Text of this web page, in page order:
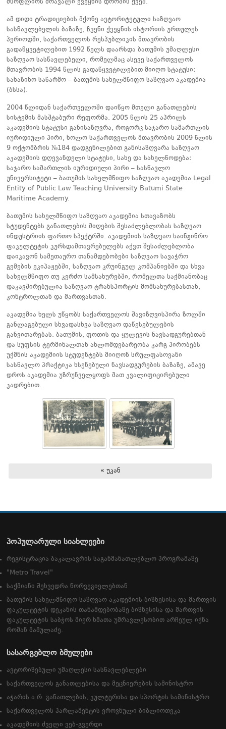
მსოფლიოს მრავალი ქვეყნის დროშის ქვეშ.
ამ დიდი ტრადიციების მქონე ავტორიტეტული საზღვაო
სასწავლებელის ბაზაზე, ჩვენი ქვეყნის ისტორიის ურთულეს
პერიოდში, საქართველოს რესპუბლიკის მთავრობის
გადაწყვეტილებით 1992 წელს დაარსდა ბათუმის უმაღლესი
საზღვაო სასწავლებელი, რომელმაც ასევე საქართველოს
მთავრობის 1994 წლის გადაწყვეტილებით მიიღო სტატუსი:
სახაზინო საწარმო – ბათუმის სახელმწიფო საზღვაო აკადემია
(ბსსა).
2004 წლიდან საქართველოში დაიწყო მთელი განათლების
სისტემის მასშტაბური რეფორმა. 2005 წლის 25 აპრილს
აკადემიის სტატუსი განისაზღვრა, როგორც საჯარო სამართლის
იურიდიული პირი, ხოლო საქართველოს მთავრობის 2009 წლის
9 ოქტომბრის №184 დადგენილებით განისაზღვარა საზღვაო
აკადემიის დღევანდელი სტატუსი, სახე და სახელწოდება:
საჯარო სამართლის იურიდიული პირი – სასწავლო
უნივერსიტეტი – ბათუმის სახელმწიფო საზღვაო აკადემია Legal
Entity of Public Law Teaching University Batumi State
Maritime Academy.
ბათუმის სახელმწიფო საზღვაო აკადემია სთავაზობს
სტუდენტებს განათლების მიღების შესაძლებლობას საზღვაო
ინდუსტრიის ფართო სპექტრში. აკადემიის საზღვაო საინჟინრო
ფაკულტეტის კურსდამთავრებულებს აქვთ შესაძლებლობა
დაიკავონ სამეთაურო თანამდებობები საზღვაო სავაჭრო
გემების ეკიპაჟებში, საზღვაო კრუინგულ კომპანიებში და სხვა
სახელმწიფო თუ კერძო სამსახურებში, რომელთა საქმიანობაც
დაკავშირებულია საზღვაო ტრანსპორტის მომსახურებასთან,
კონტროლთან და მართვასთან.
აკადემია ხელს უწყობს საქართველოს შავიზღვისპირა ზოლში
განლაგებული სხვადასხვა საზღვაო დაწესებულების
განვითარებას. ბათუმის, ფოთის და ყულევის ნავსადგურებთან
და სუფსის ტერმინალთან ახლომდებარეობა კარგ პირობებს
უქმნის აკადემიის სტუდენტებს მიიღონ სრულფასოვანი
სასწავლო პრაქტიკა ხსენებული ნავსადგურების ბაზაზე, ამავე
დროს აკადემია უზრუნველყოფს მათ კვალიფიცირებული
კადრებით.
« უკან
პოპულარული სიახლეები
რეგისტრაცია ბაკალავრის საგანმანათლებლო პროგრამაზე
"Metro Travel"
საქმიანი შეხვედრა ნორვეგიელებთან
ბათუმის სახელმწიფო საზღვაო აკადემიის ბიზნესისა და მართვის
ფაკულტეტის დეკანის თანამდებობაზე ბიზნესისა და მართვის
ფაკულტეტის საბჭოს მიერ ხმათა უმრავლესობით არჩეულ იქნა
რომან მამულაძე.
სასარგებლო ბმულები
ავტორიზებული უმაღლესი სასწავლებლები
საქართველოს განათლებისა და მეცნიერების სამინისტრო
აჭარის ა.რ. განათლების, კულტურისა და სპორტის სამინისტრო
საქართველოს პარლამენტის ეროვნული ბიბლიოთეკა
აკადემიის ძველი ვებ-გვერდი